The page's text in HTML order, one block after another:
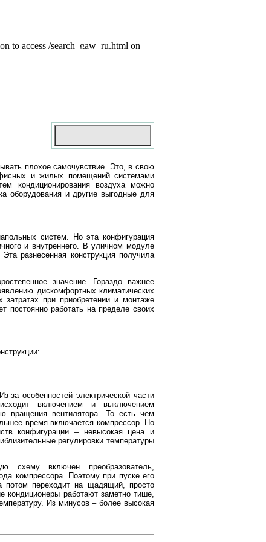
плохое самочувствие. Это, в свою
и жилых помещений системами
кондиционирования воздуха можно
оборудования и другие выгодные для
систем. Но эта конфигурация
и внутреннего. В уличном модуле
разнесенная конструкция получила
значение. Гораздо важнее
дискомфортных климатических
при приобретении и монтаже
постоянно работать на пределе своих
за особенностей электрической части
включением и выключением
вращения вентилятора. То есть чем
время включается компрессор. Но
конфигурации – невысокая цена и
регулировки температуры
схему включен преобразователь,
компрессора. Поэтому при пуске его
потом переходит на щадящий, просто
кондиционеры работают заметно тише,
Из минусов – более высокая